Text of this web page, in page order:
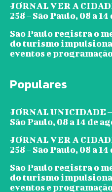
JORNAL VER A
258 – São Paulo, 08 a
São Paulo registra o
do turismo
eventos e
Populares
JORNAL UNICIDADE –
São Paulo, 08 a 14 de
JORNAL VER A
258 – São Paulo, 08 a
São Paulo registra o
do turismo
eventos e